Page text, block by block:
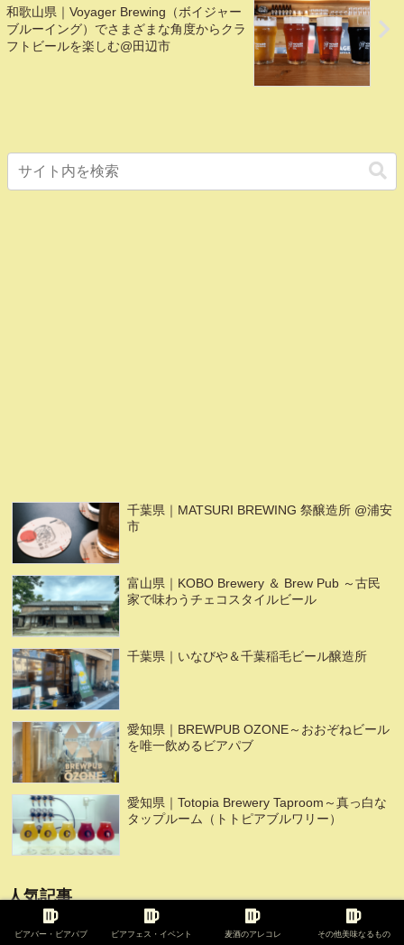
和歌山県｜Voyager Brewing（ボイジャー
ブルーイング）でさまざまな角度からクラ
フトビールを楽しむ@田辺市
千葉県｜MATSURI BREWING 祭醸造所 @浦安
市
富山県｜KOBO Brewery ＆ Brew Pub ～古民
家で味わうチェコスタイルビール
千葉県｜いなびや＆千葉稲毛ビール醸造所
愛知県｜BREWPUB OZONE～おおぞねビール
を唯一飲めるビアパブ
愛知県｜Totopia Brewery Taproom～真っ白な
タップルーム（トトピアブルワリー）
人気記事
千葉県｜さすけ食堂で最高のアジフライとかじ
ビアバー・ビアパブ ビアフェス・イベント 麦酒のアレコレ その他美味なるもの